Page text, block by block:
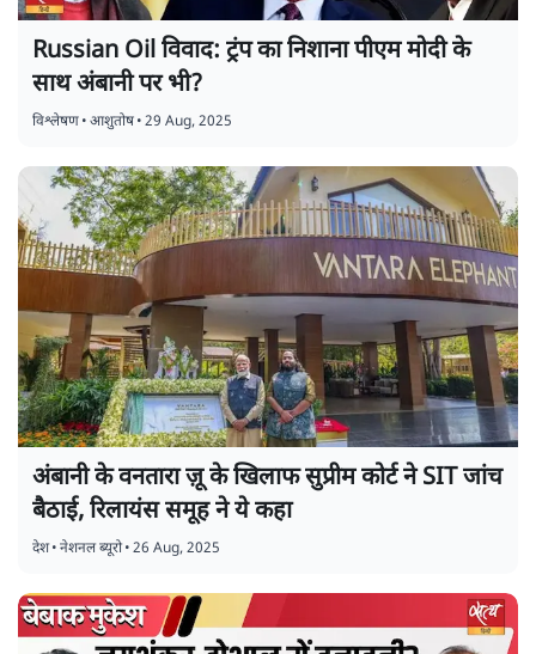
Russian Oil विवाद: ट्रंप का निशाना पीएम मोदी के
साथ अंबानी पर भी?
विश्लेषण•आशुतोष•29 Aug, 2025
अंबानी के वनतारा ज़ू के खिलाफ सुप्रीम कोर्ट ने SIT जांच
बैठाई, रिलायंस समूह ने ये कहा
देश•नेशनल ब्यूरो•26 Aug, 2025